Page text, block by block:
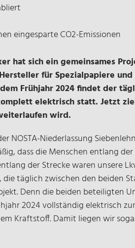
eingesparte CO2-Emissionen
hat sich ein gemeinsames
für Spezialpapiere
Frühjahr 2024 findet der
elektrisch statt. Jetzt
wird.
NOSTA-Niederlassung
dass die Menschen entlang
der Strecke waren unsere
täglich zwischen den beiden
Denn die beiden beteiligten
2024 vollständig elektrisch
Kraftstoff. Damit liegen wir